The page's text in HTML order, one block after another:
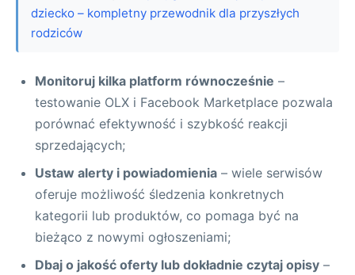
dziecko – kompletny przewodnik dla przyszłych
rodziców
Monitoruj kilka platform równocześnie –
testowanie OLX i Facebook Marketplace pozwala
porównać efektywność i szybkość reakcji
sprzedających;
Ustaw alerty i powiadomienia – wiele serwisów
oferuje możliwość śledzenia konkretnych
kategorii lub produktów, co pomaga być na
bieżąco z nowymi ogłoszeniami;
Dbaj o jakość oferty lub dokładnie czytaj opisy –